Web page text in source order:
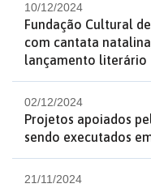
10/12/2024
Fundação Cultural
com cantata
lançamento literário
02/12/2024
Projetos apoiados
sendo executados
21/11/2024